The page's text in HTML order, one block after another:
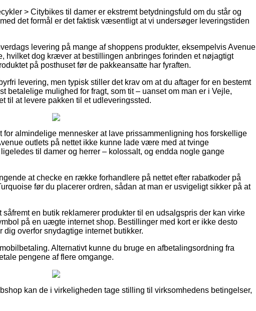
> Citybikes til damer er ekstremt betydningsfuld om du står og
det formål er det faktisk væsentligt at vi undersøger leveringstiden
levering på mange af shoppens produkter, eksempelvis Avenue
hvilket dog kræver at bestillingen anbringes forinden et nøjagtigt
på posthuset før de pakkeansatte har fyraften.
levering, men typisk stiller det krav om at du aftager for en bestemt
betalelige mulighed for fragt, som tit – uanset om man er i Vejle,
til at levere pakken til et udleveringssted.
for almindelige mennesker at lave prissammenligning hos forskellige
outlets på nettet ikke kunne lade være med at tvinge
til damer og herrer – kolossalt, og endda nogle gange
at checke en række forhandlere på nettet efter rabatkoder på
før du placerer ordren, sådan at man er usvigeligt sikker på at
en butik reklamerer produkter til en udsalgspris der kan virke
på en uægte internet shop. Bestillinger med kort er ikke desto
overfor snydagtige internet butikker.
Alternativt kunne du bruge en afbetalingsordning fra
pengene af flere omgange.
kan de i virkeligheden tage stilling til virksomhedens betingelser,